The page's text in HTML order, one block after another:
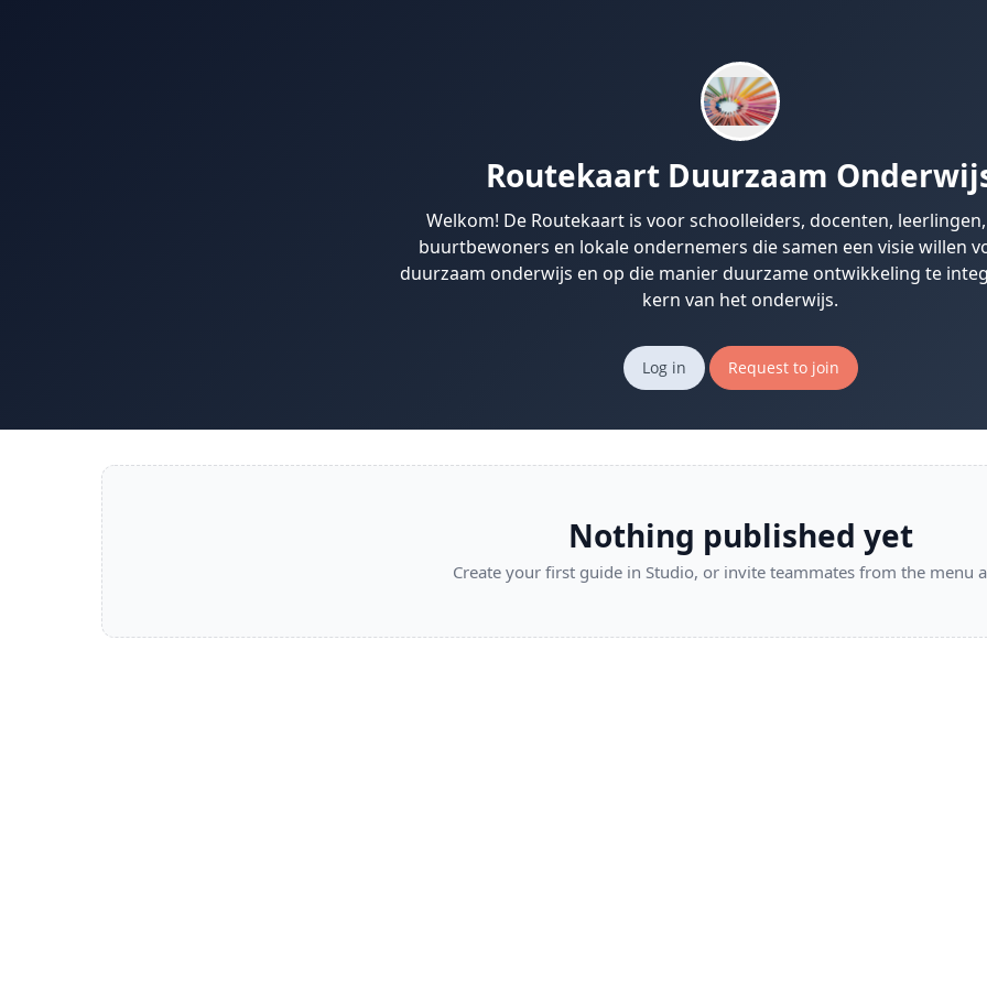
Routekaart Duurzaam
Welkom! De Routekaart is voor schoolleiders, docenten,
buurtbewoners en lokale ondernemers die samen een visie willen
duurzaam onderwijs en op die manier duurzame ontwikkeling te
kern van het onderwijs.
Log in Request to join
Nothing published yet
Create your first guide in Studio, or invite teammates from the menu